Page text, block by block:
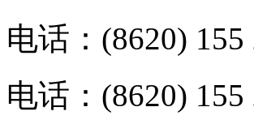
电话：(8620) 155
电话：(8620) 155